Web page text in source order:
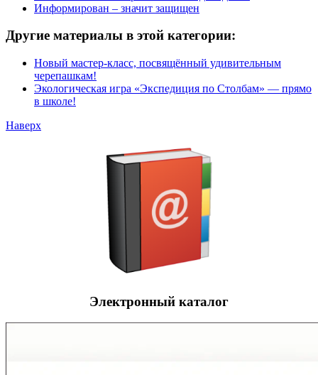
Информирован – значит защищен
Другие материалы в этой категории:
Новый мастер-класс, посвящённый удивительным
черепашкам!
Экологическая игра «Экспедиция по Столбам» — прямо
в школе!
Наверх
Электронный каталог